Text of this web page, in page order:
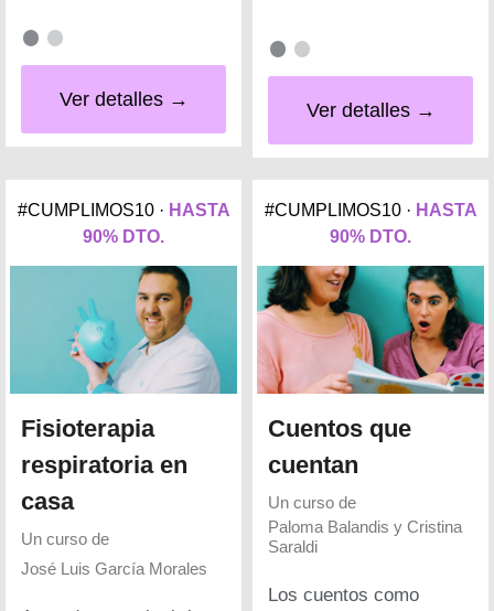
Ver detalles → Ver detalles →
#CUMPLIMOS10 · HASTA
90% DTO.
Fisioterapia
respiratoria en
casa
Un curso de
José Luis García Morales
#CUMPLIMOS10 · HASTA
90% DTO.
Cuentos que
cuentan
Un curso de
Paloma Balandis y Cristina
Saraldi
Los cuentos como